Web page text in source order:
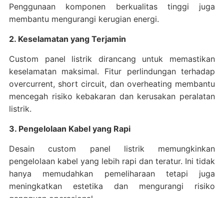
Penggunaan komponen berkualitas tinggi juga
membantu mengurangi kerugian energi.
2. Keselamatan yang Terjamin
Custom panel listrik dirancang untuk memastikan
keselamatan maksimal. Fitur perlindungan terhadap
overcurrent, short circuit, dan overheating membantu
mencegah risiko kebakaran dan kerusakan peralatan
listrik.
3. Pengelolaan Kabel yang Rapi
Desain custom panel listrik memungkinkan
pengelolaan kabel yang lebih rapi dan teratur. Ini tidak
hanya memudahkan pemeliharaan tetapi juga
meningkatkan estetika dan mengurangi risiko